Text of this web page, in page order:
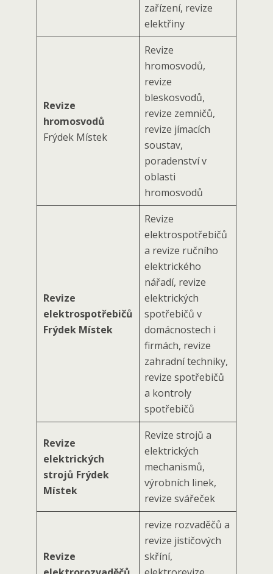
zařízení, revize
elektřiny
Revize
hromosvodů
Frýdek Místek
Revize
hromosvodů,
revize
bleskosvodů,
revize zemničů,
revize jímacích
soustav,
poradenství v
oblasti
hromosvodů
Revize
elektrospotřebičů
Frýdek Místek
Revize
elektrospotřebičů
a revize ručního
elektrického
nářadí, revize
elektrických
spotřebičů v
domácnostech i
firmách, revize
zahradní techniky,
revize spotřebičů
a kontroly
spotřebičů
Revize
elektrických
strojů Frýdek
Místek
Revize strojů a
elektrických
mechanismů,
výrobních linek,
revize svářeček
Revize
revize rozvaděčů a
revize jističových
skříní,